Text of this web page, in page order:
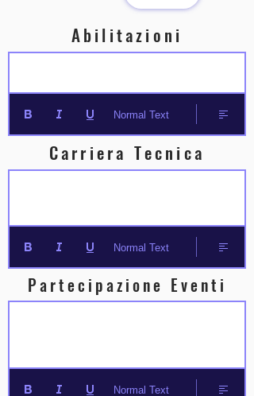
Abilitazioni
Normal Text
Carriera Tecnica
Normal Text
Partecipazione Eventi
Normal Text